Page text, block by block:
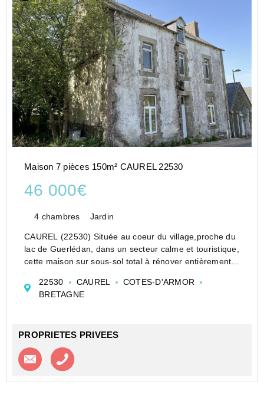
Maison 7 pièces 150m² CAUREL 22530
46 000€
4 chambres Jardin
CAUREL (22530) Située au coeur du village,proche du
lac de Guerlédan, dans un secteur calme et touristique,
cette maison sur sous-sol total à rénover entièrement,
projet de résidence secondaire, de mai...
22530 CAUREL
COTES-D'ARMOR
BRETAGNE
PROPRIETES PRIVEES
Contacter l'agence